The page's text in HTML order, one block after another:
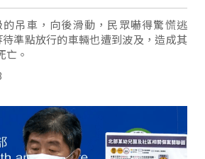
吊車，向後滑動，民眾嚇得驚慌逃
準點放行的車輛也遭到波及，造成其
亡。